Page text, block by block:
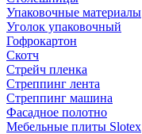
Упаковочные материалы
Уголок упаковочный
Гофрокартон
Скотч
Стрейч пленка
Стреппинг лента
Стреппинг машина
Фасадное полотно
Мебельные плиты Slotex